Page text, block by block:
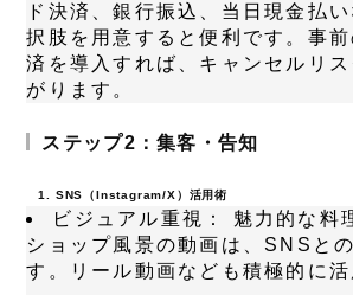
ド決済、銀行振込、当日現金払
択肢を用意すると便利です。事
済を導入すれば、キャンセルリ
がります。
ステップ2：集客・告知
1. SNS（Instagram/X）活用術
ビジュアル重視：
魅力的な料
ショップ風景の動画は、SNSと
す。リール動画なども積極的に活